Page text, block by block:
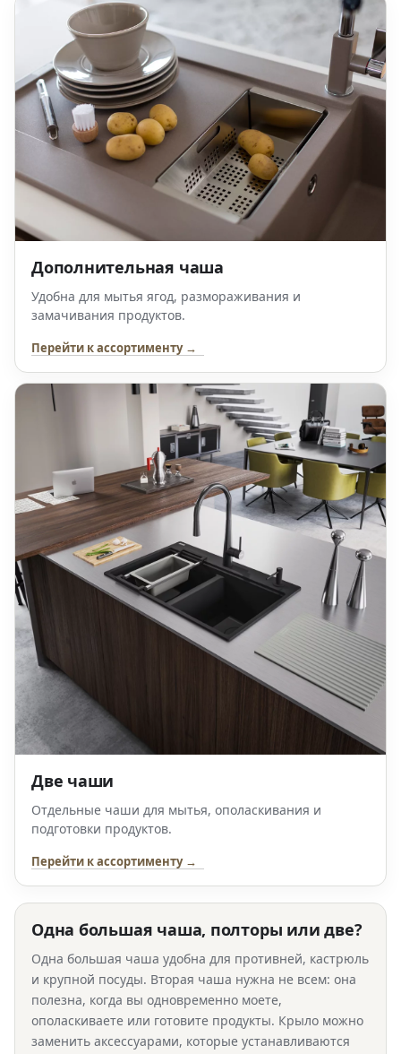
Дополнительная чаша
Удобна для мытья ягод, размораживания и
замачивания продуктов.
Перейти к ассортименту →
Две чаши
Отдельные чаши для мытья, ополаскивания и
подготовки продуктов.
Перейти к ассортименту →
Одна большая чаша, полторы или две?
Одна большая чаша удобна для противней, кастрюль
и крупной посуды. Вторая чаша нужна не всем: она
полезна, когда вы одновременно моете,
ополаскиваете или готовите продукты. Крыло можно
заменить аксессуарами, которые устанавливаются